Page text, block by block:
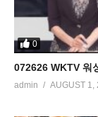
0
072626 WKTV 워
admin AUGUST 1,